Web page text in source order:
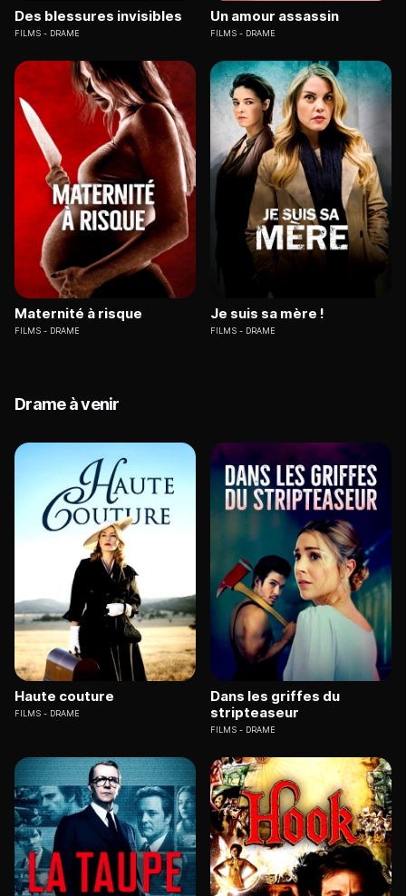
Des blessures invisibles
FILMS DRAME
Un amour assassin
FILMS DRAME
Maternité à risque
FILMS DRAME
Je suis sa mère !
FILMS DRAME
Drame à venir
Haute couture
FILMS DRAME
Dans les griffes du
stripteaseur
FILMS DRAME